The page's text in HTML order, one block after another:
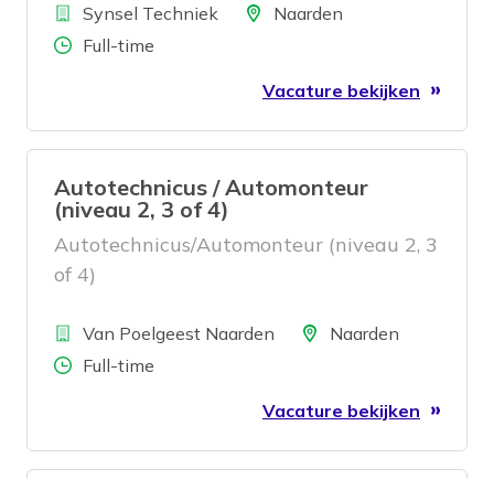
BedrijfSynsel Techniek LocatieNaarden
Aantal uren
Full-time
Vacature bekijken
Autotechnicus / Automonteur
(niveau 2, 3 of 4)
Autotechnicus/Automonteur (niveau 2, 3
of 4)
BedrijfVan Poelgeest Naarden LocatieNaarden
Aantal uren
Full-time
Vacature bekijken